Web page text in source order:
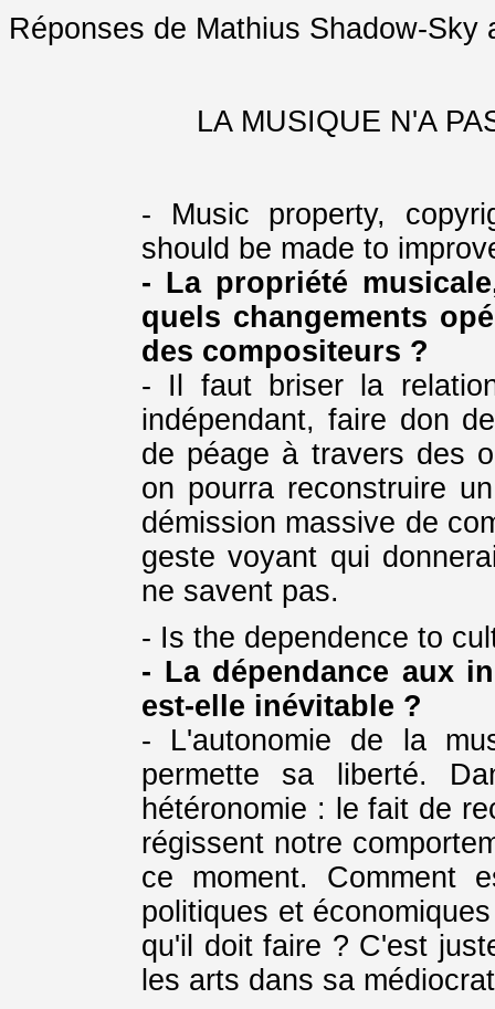
Réponses de Mathius Shadow-Sky
LA MUSIQUE N'A
- Music property,
should be made to
- La propriété
quels changements
des compositeurs ?
- Il faut briser la
indépendant, faire don
de péage à travers des
on pourra reconstruire
démission massive de
geste voyant qui
ne savent pas.
- Is the dependence to
- La dépendance aux
est-elle inévitable ?
- L'autonomie de la
permette sa liberté.
hétéronomie : le fait de
régissent notre
ce moment. Comment
politiques et
qu'il doit faire ? C'est
les arts dans sa